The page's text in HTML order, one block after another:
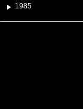
1985